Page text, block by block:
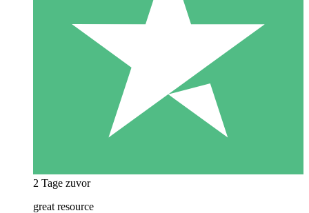
2 Tage zuvor
great resource